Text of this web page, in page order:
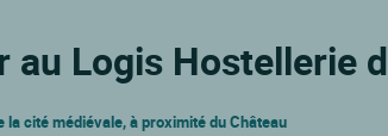
au Logis Hostellerie
cité médiévale, à proximité du Château